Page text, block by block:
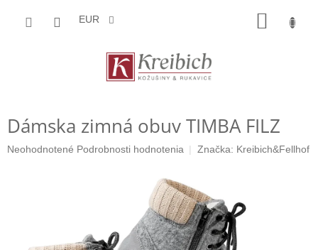
EUR
Dámska zimná obuv TIMBA FILZ
Priemerné
hviezdičiek.
Neohodnotené Podrobnosti hodnotenia Značka: Kreibich&Fellhof